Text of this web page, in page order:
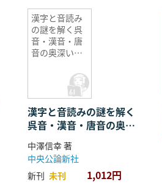
漢字と音読み
の謎を解く呉
音・漢音・唐
音の奥深い世
漢字と音読みの謎を解く
呉音・漢音・唐音の奥深
い世界
中澤信幸 著
中央公論新社
新刊 未刊 1,012円